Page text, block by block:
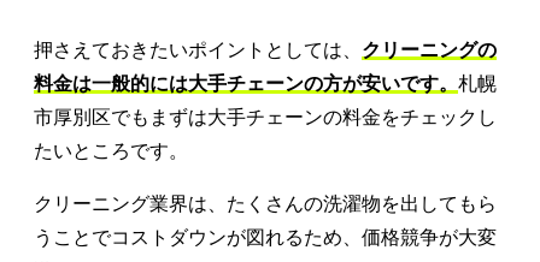
押さえておきたいポイントとしては、 クリーニングの
料金は一般的には大手チェーンの方が安いです。 札幌
市厚別区でもまずは大手チェーンの料金をチェックし
たいところです。
クリーニング業界は、たくさんの洗濯物を出してもら
うことでコストダウンが図れるため、価格競争が大変